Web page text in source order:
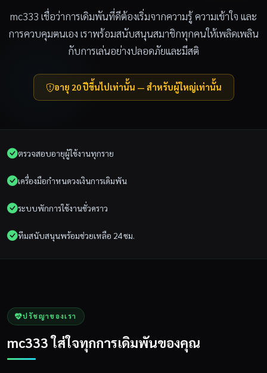
mc333 เชื่อว่าการเดิมพันที่ดีต้องเริ่มจากความรู้ ความเข้าใจ และ
การควบคุมตนเอง เราพร้อมสนับสนุนสมาชิกทุกคนให้เพลิดเพลิน
กับการเล่นอย่างปลอดภัยและมีสติ
อายุ 20 ปีขึ้นไปเท่านั้น — สำหรับผู้ใหญ่เท่านั้น
ตรวจสอบอายุผู้ใช้งานทุกราย
เครื่องมือกำหนดวงเงินการเดิมพัน
ระบบพักการใช้งานชั่วคราว
ทีมสนับสนุนพร้อมช่วยเหลือ 24 ชม.
ปรัชญาของเรา
mc333 ใส่ใจทุกการเดิมพันของคุณ